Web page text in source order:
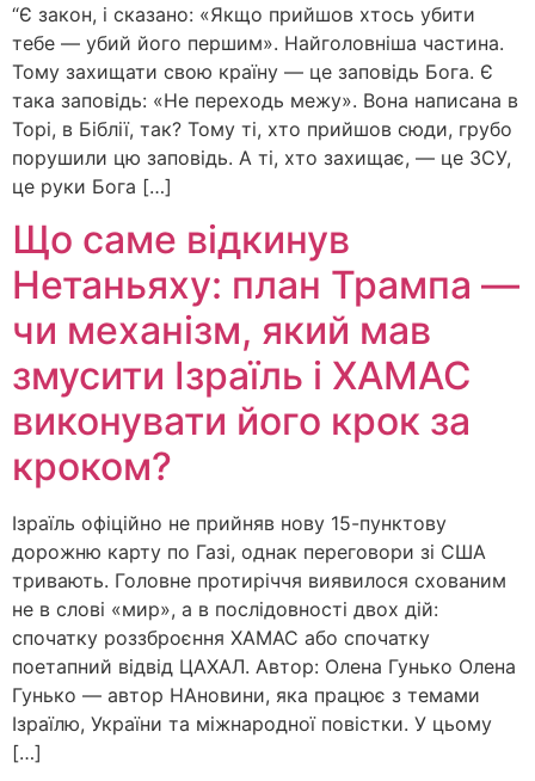
“Є закон, і сказано: «Якщо прийшов хтось убити
тебе — убий його першим». Найголовніша частина.
Тому захищати свою країну — це заповідь Бога. Є
така заповідь: «Не переходь межу». Вона написана в
Торі, в Біблії, так? Тому ті, хто прийшов сюди, грубо
порушили цю заповідь. А ті, хто захищає, — це ЗСУ,
це руки Бога […]
Що саме відкинув
Нетаньяху: план Трампа —
чи механізм, який мав
змусити Ізраїль і ХАМАС
виконувати його крок за
кроком?
Ізраїль офіційно не прийняв нову 15-пунктову
дорожню карту по Газі, однак переговори зі США
тривають. Головне протиріччя виявилося схованим
не в слові «мир», а в послідовності двох дій:
спочатку роззброєння ХАМАС або спочатку
поетапний відвід ЦАХАЛ. Автор: Олена Гунько Олена
Гунько — автор НАновини, яка працює з темами
Ізраїлю, України та міжнародної повістки. У цьому
[…]